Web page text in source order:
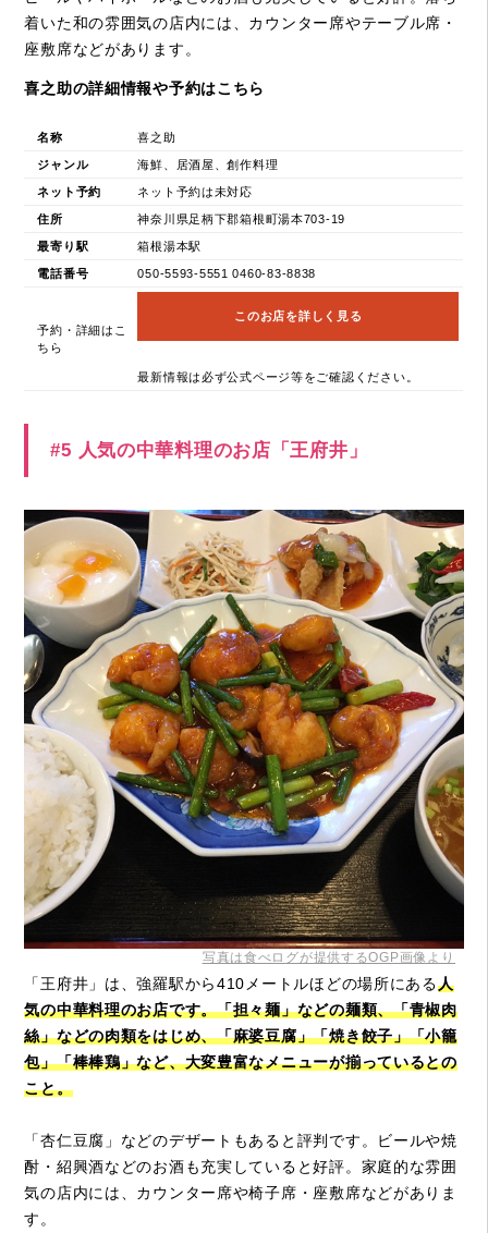
着いた和の雰囲気の店内には、カウンター席やテーブル席・
座敷席などがあります。
喜之助の詳細情報や予約はこちら
名称 喜之助
ジャンル 海鮮、居酒屋、創作料理
ネット予約 ネット予約は未対応
住所 神奈川県足柄下郡箱根町湯本703-19
最寄り駅 箱根湯本駅
電話番号 050-5593-5551 0460-83-8838
予約・詳細はこ
ちら
このお店を詳しく見る
最新情報は必ず公式ページ等をご確認ください。
#5 人気の中華料理のお店「王府井」
写真は食べログが提供するOGP画像より
「王府井」は、強羅駅から410メートルほどの場所にある人
気の中華料理のお店です。「担々麺」などの麺類、「青椒肉
絲」などの肉類をはじめ、「麻婆豆腐」「焼き餃子」「小籠
包」「棒棒鶏」など、大変豊富なメニューが揃っているとの
こと。
「杏仁豆腐」などのデザートもあると評判です。ビールや焼
酎・紹興酒などのお酒も充実していると好評。家庭的な雰囲
気の店内には、カウンター席や椅子席・座敷席などがありま
す。